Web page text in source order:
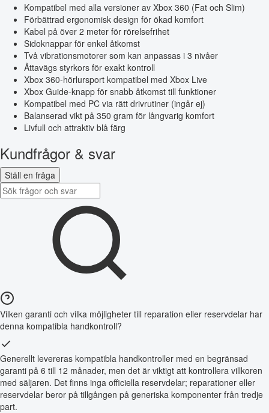
Kompatibel med alla versioner av Xbox 360 (Fat och Slim)
Förbättrad ergonomisk design för ökad komfort
Kabel på över 2 meter för rörelsefrihet
Sidoknappar för enkel åtkomst
Två vibrationsmotorer som kan anpassas i 3 nivåer
Åttavägs styrkors för exakt kontroll
Xbox 360-hörlursport kompatibel med Xbox Live
Xbox Guide-knapp för snabb åtkomst till funktioner
Kompatibel med PC via rätt drivrutiner (ingår ej)
Balanserad vikt på 350 gram för långvarig komfort
Livfull och attraktiv blå färg
Kundfrågor & svar
Ställ en fråga
Vilken garanti och vilka möjligheter till reparation eller reservdelar har
denna kompatibla handkontroll?
Generellt levereras kompatibla handkontroller med en begränsad
garanti på 6 till 12 månader, men det är viktigt att kontrollera villkoren
med säljaren. Det finns inga officiella reservdelar; reparationer eller
reservdelar beror på tillgången på generiska komponenter från tredje
part.